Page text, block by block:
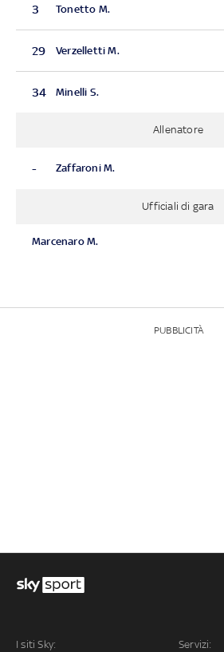
3 Tonetto M.
29 Verzelletti M.
34 Minelli S.
Allenatore
- Zaffaroni M.
Ufficiali di gara
Marcenaro M.
PUBBLICITÀ
I siti Sky: Servizi: